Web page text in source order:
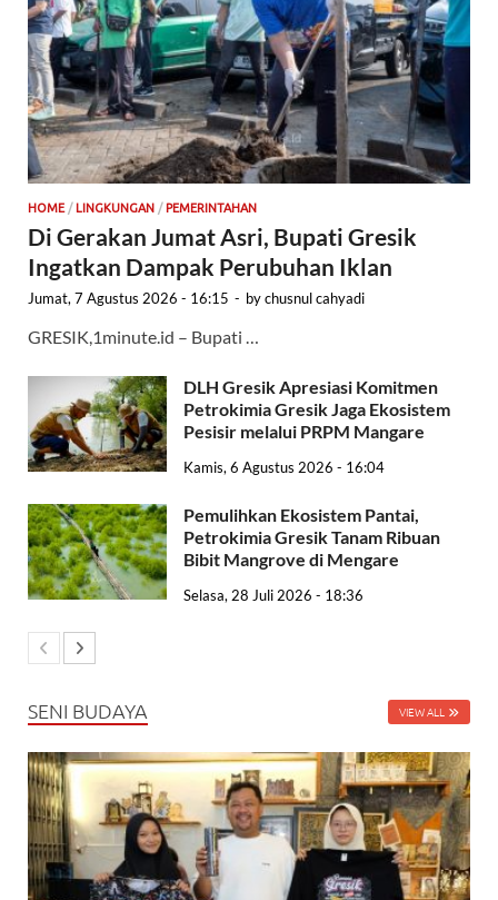
HOME / LINGKUNGAN / PEMERINTAHAN
Di Gerakan Jumat Asri, Bupati Gresik
Ingatkan Dampak Perubuhan Iklan
Jumat, 7 Agustus 2026 - 16:15 - bychusnul cahyadi
GRESIK,1minute.id – Bupati …
DLH Gresik Apresiasi Komitmen
Petrokimia Gresik Jaga Ekosistem
Pesisir melalui PRPM Mangare
Kamis, 6 Agustus 2026 - 16:04
Pemulihkan Ekosistem Pantai,
Petrokimia Gresik Tanam Ribuan
Bibit Mangrove di Mengare
Selasa, 28 Juli 2026 - 18:36
SENI BUDAYA VIEW ALL